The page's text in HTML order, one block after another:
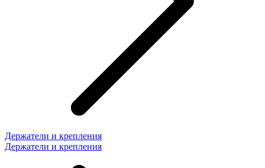
Держатели и крепления
Держатели и крепления